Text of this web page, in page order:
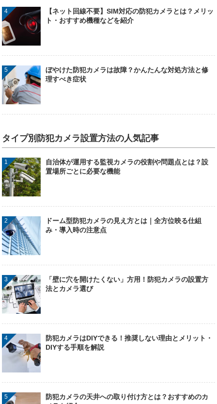
【ネット回線不要】SIM対応の防犯カメラとは？メリッ
ト・おすすめ機種などを紹介
ぼやけた防犯カメラは故障？かんたんな対処方法と修
理すべき症状
タイプ別防犯カメラ設置方法の人気記事
自治体が運用する監視カメラの役割や問題点とは？設
置場所ごとに必要な機能
ドーム型防犯カメラの見え方とは｜全方位映る仕組
み・導入時の注意点
「壁に穴を開けたくない」方用！防犯カメラの設置方
法とカメラ選び
防犯カメラはDIYできる！推奨しない理由とメリット・
DIYする手順を解説
防犯カメラの天井への取り付け方とは？おすすめのカ